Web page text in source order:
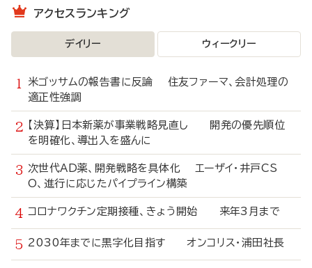
アクセスランキング
デイリー ウィークリー
米ゴッサムの報告書に反論 住友ファーマ、会計処理の
適正性強調
【決算】日本新薬が事業戦略見直し 開発の優先順位
を明確化、導出入を盛んに
次世代AD薬、開発戦略を具体化 エーザイ・井戸CS
O、進行に応じたパイプライン構築
コロナワクチン定期接種、きょう開始 来年3月まで
2030年までに黒字化目指す オンコリス・浦田社長